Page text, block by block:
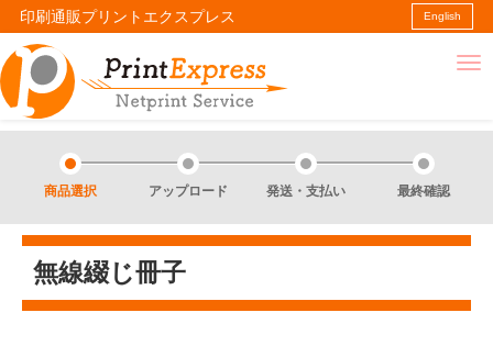
印刷通販プリントエクスプレス English
商品選択 アップロード 発送・支払い 最終確認
無線綴じ冊子